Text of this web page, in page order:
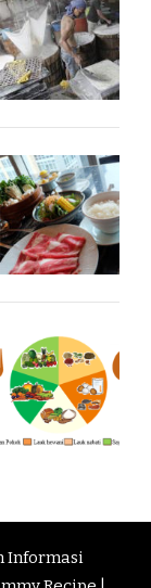
Informasi